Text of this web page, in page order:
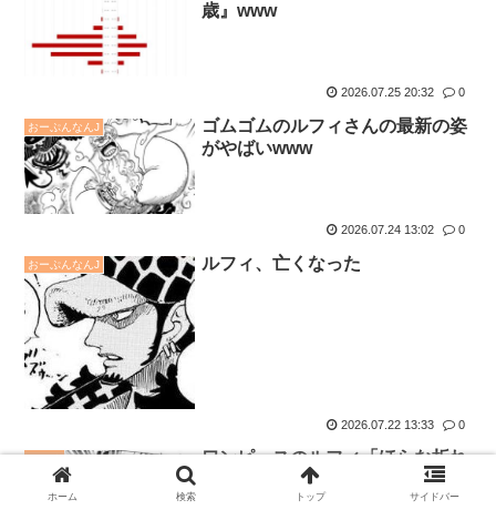
歳』www
2026.07.25 20:32 0
おーぷんなんJ
ゴムゴムのルフィさんの最新の姿
がやばいwww
2026.07.24 13:02 0
おーぷんなんJ ルフィ、亡くなった
2026.07.22 13:33 0
エッヂ
ワンピースのルフィ「ほらな折れ
ホーム 検索 トップ サイドバー